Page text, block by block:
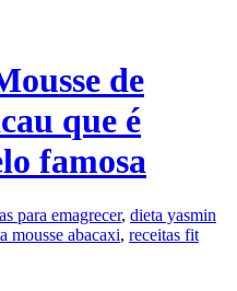
de
que é
famosa
para emagrecer, dieta yasmin
mousse abacaxi, receitas fit